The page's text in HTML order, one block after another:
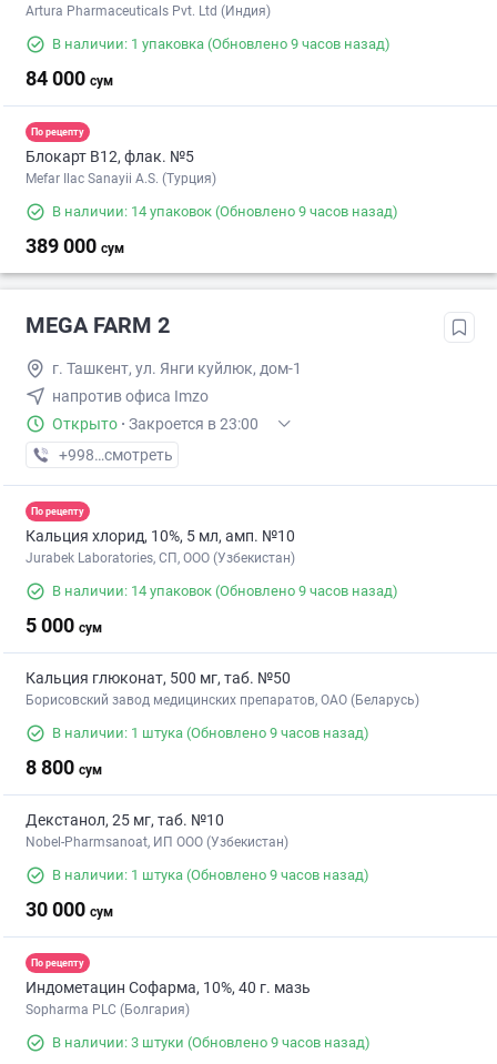
Artura Pharmaceuticals Pvt. Ltd (Индия)
В наличии: 1 упаковка (Обновлено 9 часов назад)
84 000 сум
По рецепту
Блокарт B12, флак. №5
Mefar Ilac Sanayii A.S. (Турция)
В наличии: 14 упаковок (Обновлено 9 часов назад)
389 000 сум
MEGA FARM 2
г. Ташкент, ул. Янги куйлюк, дом-1
напротив офиса Imzo
Открыто · Закроется в 23:00
+998 (71) XXX-XX-XX
смотреть
По рецепту
Кальция хлорид, 10%, 5 мл, амп. №10
Jurabek Laboratories, СП, ООО (Узбекистан)
В наличии: 14 упаковок (Обновлено 9 часов назад)
5 000 сум
Кальция глюконат, 500 мг, таб. №50
Борисовский завод медицинских препаратов, ОАО (Беларусь)
В наличии: 1 штука (Обновлено 9 часов назад)
8 800 сум
Декстанол, 25 мг, таб. №10
Nobel-Pharmsanoat, ИП ООО (Узбекистан)
В наличии: 1 штука (Обновлено 9 часов назад)
30 000 сум
По рецепту
Индометацин Софарма, 10%, 40 г. мазь
Sopharma PLC (Болгария)
В наличии: 3 штуки (Обновлено 9 часов назад)